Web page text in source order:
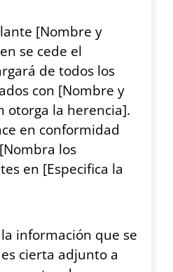
[Nombre y
se cede el
de todos los
con [Nombre y
otorga la herencia].
en conformidad
los
en [Especifica la
información que se
cierta adjunto a